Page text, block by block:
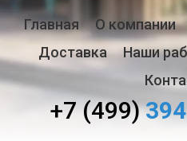
Главная О компании
Доставка
Наши
+7 (499)